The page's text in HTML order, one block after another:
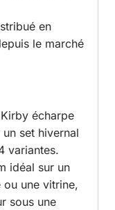
en
le marché
écharpe
set hivernal
variantes.
idéal sur un
une vitrine,
sous une